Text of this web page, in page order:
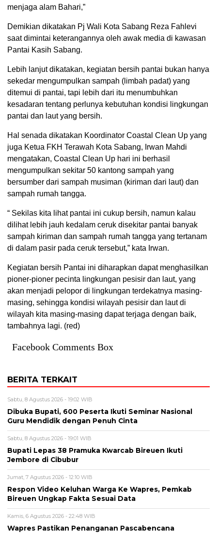
menjaga alam Bahari,”
Demikian dikatakan Pj Wali Kota Sabang Reza Fahlevi
saat dimintai keterangannya oleh awak media di kawasan
Pantai Kasih Sabang.
Lebih lanjut dikatakan, kegiatan bersih pantai bukan hanya
sekedar mengumpulkan sampah (limbah padat) yang
ditemui di pantai, tapi lebih dari itu menumbuhkan
kesadaran tentang perlunya kebutuhan kondisi lingkungan
pantai dan laut yang bersih.
Hal senada dikatakan Koordinator Coastal Clean Up yang
juga Ketua FKH Terawah Kota Sabang, Irwan Mahdi
mengatakan, Coastal Clean Up hari ini berhasil
mengumpulkan sekitar 50 kantong sampah yang
bersumber dari sampah musiman (kiriman dari laut) dan
sampah rumah tangga.
“ Sekilas kita lihat pantai ini cukup bersih, namun kalau
dilihat lebih jauh kedalam ceruk disekitar pantai banyak
sampah kiriman dan sampah rumah tangga yang tertanam
di dalam pasir pada ceruk tersebut,” kata Irwan.
Kegiatan bersih Pantai ini diharapkan dapat menghasilkan
pioner-pioner pecinta lingkungan pesisir dan laut, yang
akan menjadi pelopor di lingkungan terdekatnya masing-
masing, sehingga kondisi wilayah pesisir dan laut di
wilayah kita masing-masing dapat terjaga dengan baik,
tambahnya lagi. (red)
Facebook Comments Box
BERITA TERKAIT
Sabtu, 8 Agustus 2026 - 19:02 WIB
Dibuka Bupati, 600 Peserta Ikuti Seminar Nasional
Guru Mendidik dengan Penuh Cinta
Sabtu, 8 Agustus 2026 - 19:01 WIB
Bupati Lepas 38 Pramuka Kwarcab Bireuen Ikuti
Jembore di Cibubur
Jumat, 7 Agustus 2026 - 12:10 WIB
Respon Video Keluhan Warga Ke Wapres, Pemkab
Bireuen Ungkap Fakta Sesuai Data
Kamis, 6 Agustus 2026 - 22:48 WIB
Wapres Pastikan Penanganan Pascabencana